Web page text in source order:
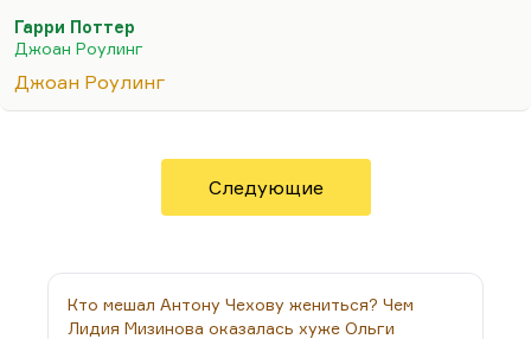
Не хватает там, мне кажется, какого-то
персонажа, который мог бы убедительно от
противного разоблачить даже не Волдеморта,
кто, конечно, толком не реализован. Это
Гриндевальд. Особенно Гриндевальд стал
понятен благодаря тому, как его сыграл Джонни
фашизм, но в любом случае, этот идол Европы
первой половины…
Гарри Поттер
Джоан Роулинг
Джоан Роулинг
Следующие
Кто мешал Антону Чехову жениться? Чем
Лидия Мизинова оказалась хуже Ольги